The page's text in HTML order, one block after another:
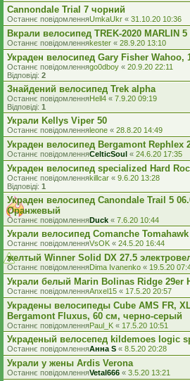
Cannondale Trial 7 чорний
Останнє повідомленняUmkaUkr « 31.10.20 10:36
Вкрали велосипед TREK-2020 MARLIN
Останнє повідомленняkester « 28.9.20 13:10
Украден велосипед Gary Fisher Wahoo,
Останнє повідомленняgo0dboy « 20.9.20 22:11
Відповіді: 2
Знайдений велосипед Trek alpha
Останнє повідомленняHell4 « 7.9.20 09:19
Відповіді: 1
Украли Kellys Viper 50
Останнє повідомленняleone « 28.8.20 14:49
Украден велосипед Bergamont Rephlex
Останнє повідомленняCelticSoul « 24.6.20 17:35
Украден велосипед specialized Hard
Останнє повідомленняkillcar « 9.6.20 13:28
Відповіді: 1
Украден велосипед Canondale Trail 5
Оранжевый
Останнє повідомленняDuck « 7.6.20 10:44
Украли велосипед Comanche Tomahawk
Останнє повідомленняVsOK « 24.5.20 16:44
желтый Winner Solid DX 27.5
Останнє повідомленняDima Ivanenko « 19.5.20
Украли белый Marin Bolinas Ridge 29er
Останнє повідомленняAnxel15 « 17.5.20 20:57
Украдены велосипеды Cube AMS FR,
Bergamont Fluxus, 60 см, черно-серый
Останнє повідомленняPaul_K « 17.5.20 10:51
Украденый велосепед kildemoes logic
Останнє повідомленняАнна S « 8.5.20 20:28
Украли у жены Ardis Verona
Останнє повідомленняVetal666 « 3.5.20 13:21